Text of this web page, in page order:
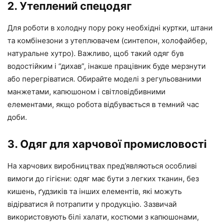
2. Утеплений спецодяг
Для роботи в холодну пору року необхідні куртки, штани
та комбінезони з утеплювачем (синтепон, холофайбер,
натуральне хутро). Важливо, щоб такий одяг був
водостійким і “дихав”, інакше працівник буде мерзнути
або перегріватися. Обирайте моделі з регульованими
манжетами, капюшоном і світловідбивними
елементами, якщо робота відбувається в темний час
доби.
3. Одяг для харчової промисловості
На харчових виробництвах пред’являються особливі
вимоги до гігієни: одяг має бути з легких тканин, без
кишень, ґудзиків та інших елементів, які можуть
відірватися й потрапити у продукцію. Зазвичай
використовують білі халати, костюми з капюшонами,